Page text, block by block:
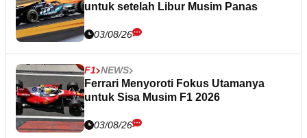
untuk setelah Libur Musim Panas
03/08/26
F1 NEWS
Ferrari Menyoroti Fokus Utamanya
untuk Sisa Musim F1 2026
03/08/26